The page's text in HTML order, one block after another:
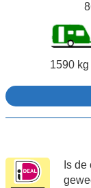
1590 kg
Is